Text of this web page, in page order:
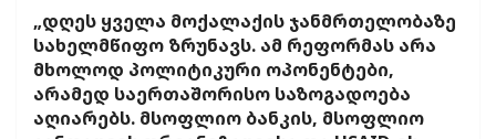
„დღეს ყველა მოქალაქის ჯანმრთელობაზე
სახელმწიფო ზრუნავს. ამ რეფორმას არა
მხოლოდ პოლიტიკური ოპონენტები,
არამედ საერთაშორისო საზოგადოება
აღიარებს. მსოფლიო ბანკის, მსოფლიო